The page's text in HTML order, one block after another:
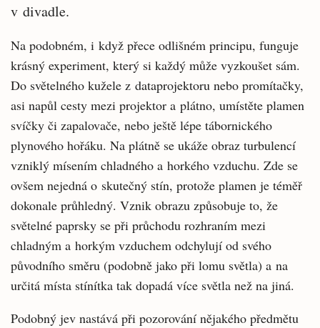
v divadle.
Na podobném, i když přece odlišném principu, funguje
krásný experiment, který si každý může vyzkoušet sám.
Do světelného kužele z dataprojektoru nebo promítačky,
asi napůl cesty mezi projektor a plátno, umístěte plamen
svíčky či zapalovače, nebo ještě lépe tábornického
plynového hořáku. Na plátně se ukáže obraz turbulencí
vzniklý mísením chladného a horkého vzduchu. Zde se
ovšem nejedná o skutečný stín, protože plamen je téměř
dokonale průhledný. Vznik obrazu způsobuje to, že
světelné paprsky se při průchodu rozhraním mezi
chladným a horkým vzduchem odchylují od svého
původního směru (podobně jako při lomu světla) a na
určitá místa stínítka tak dopadá více světla než na jiná.
Podobný jev nastává při pozorování nějakého předmětu